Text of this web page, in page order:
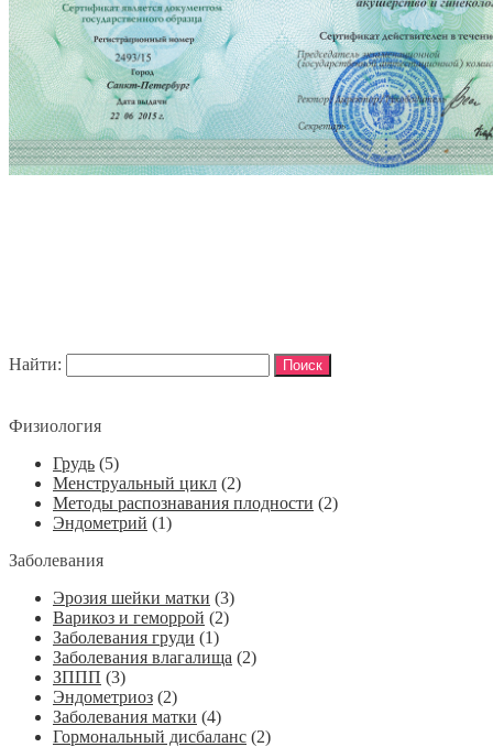
Найти:
Физиология
Грудь (5)
Менструальный цикл (2)
Методы распознавания плодности (2)
Эндометрий (1)
Заболевания
Эрозия шейки матки (3)
Варикоз и геморрой (2)
Заболевания груди (1)
Заболевания влагалища (2)
ЗППП (3)
Эндометриоз (2)
Заболевания матки (4)
Гормональный дисбаланс (2)